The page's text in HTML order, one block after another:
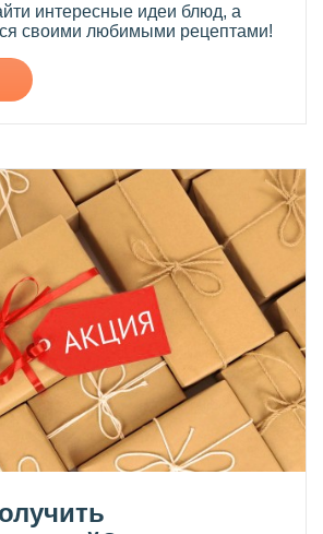
интересные идеи блюд, а
своими любимыми рецептами!